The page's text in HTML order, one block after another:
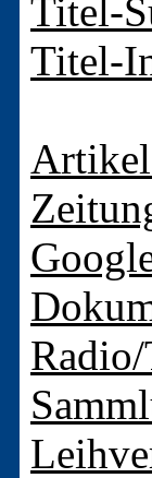
Titel-
Titel-